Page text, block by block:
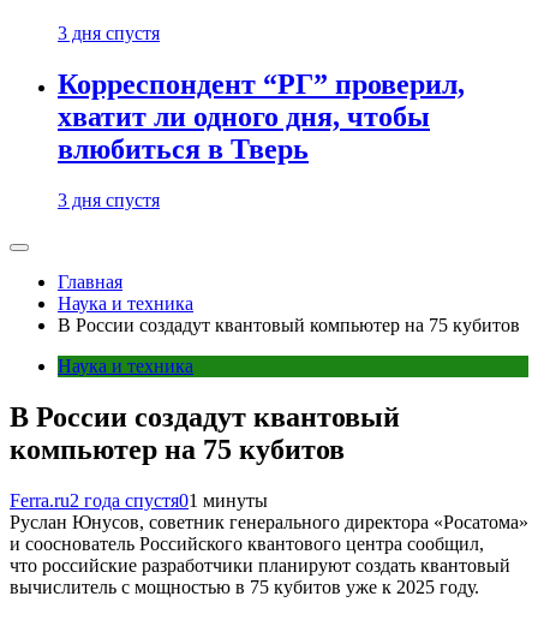
3 дня спустя
Корреспондент “РГ” проверил,
хватит ли одного дня, чтобы
влюбиться в Тверь
3 дня спустя
Главная
Наука и техника
В России создадут квантовый компьютер на 75 кубитов
Наука и техника
В России создадут квантовый
компьютер на 75 кубитов
Ferra.ru2 года спустя01 минуты
Руслан Юнусов, советник генерального директора «Росатома»
и сооснователь Российского квантового центра сообщил,
что российские разработчики планируют создать квантовый
вычислитель с мощностью в 75 кубитов уже к 2025 году.